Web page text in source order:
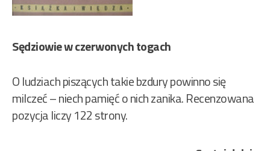
Sędziowie w czerwonych togach
O ludziach piszących takie bzdury powinno się
milczeć – niech pamięć o nich zanika. Recenzowana
pozycja liczy 122 strony.